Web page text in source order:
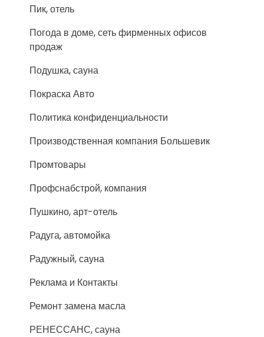
Пик, отель
Погода в доме, сеть фирменных офисов
продаж
Подушка, сауна
Покраска Авто
Политика конфиденциальности
Производственная компания Большевик
Промтовары
Профснабстрой, компания
Пушкино, арт-отель
Радуга, автомойка
Радужный, сауна
Реклама и Контакты
Ремонт замена масла
РЕНЕССАНС, сауна